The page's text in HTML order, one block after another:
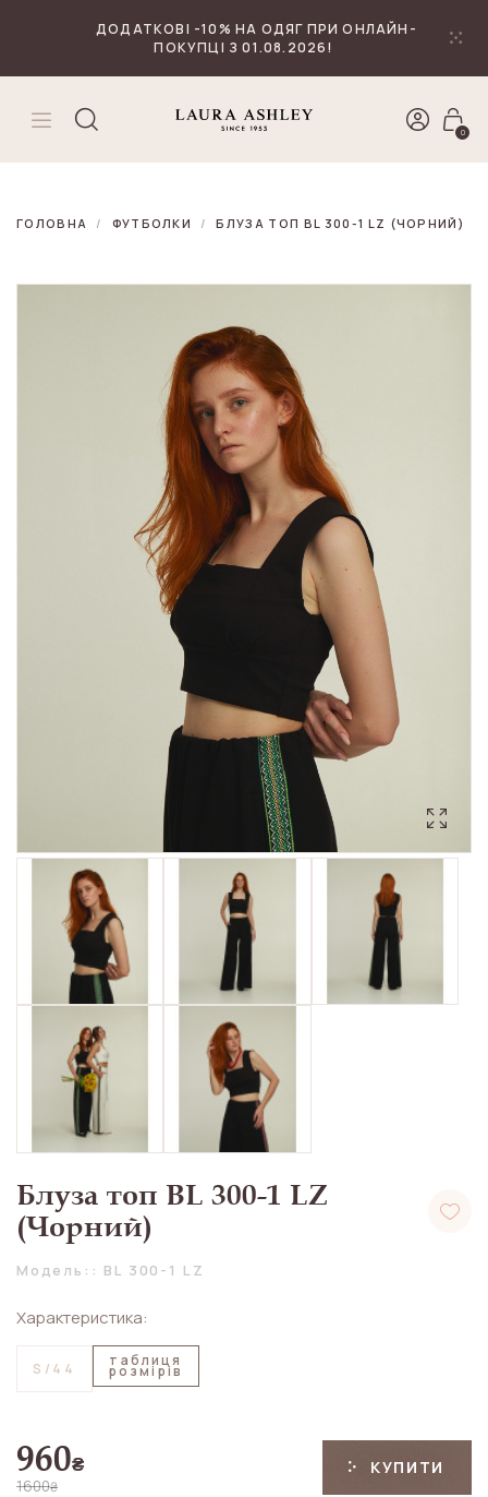
ДОДАТКОВІ -10% НА ОДЯГ ПРИ ОНЛАЙН-
ПОКУПЦІ З 01.08.2026!
0
ГОЛОВНА ФУТБОЛКИ БЛУЗА ТОП BL 300-1 LZ (ЧОРНИЙ)
Блуза топ BL 300-1 LZ
(Чорний)
Модель:: BL 300-1 LZ
Характеристика:
S/44 таблиця
розмірів
960₴
1600₴
КУПИТИ